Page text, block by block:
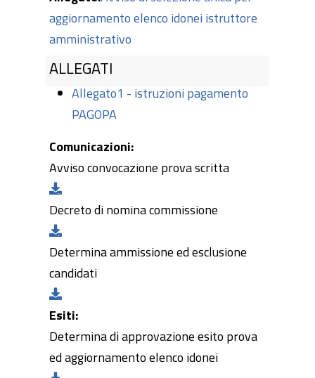
ALLEGATI
Allegato1 - istruzioni pagamento
PAGOPA
Comunicazioni:
Avviso convocazione prova scritta
Decreto di nomina commissione
Determina ammissione ed esclusione
candidati
Esiti:
Determina di approvazione esito prova
ed aggiornamento elenco idonei
aggiornamento elenco idonei istruttore
amministrativo